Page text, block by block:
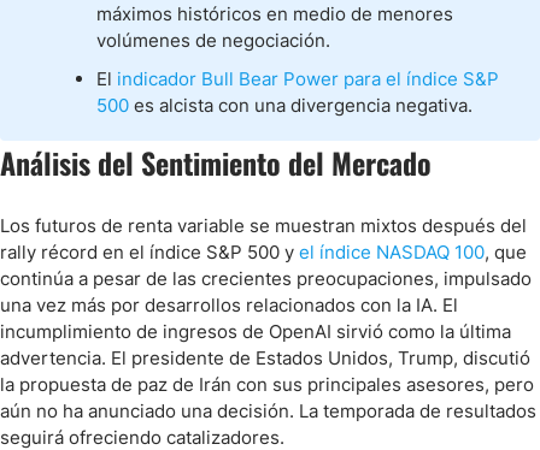
máximos históricos en medio de menores
volúmenes de negociación.
El indicador Bull Bear Power para el índice S&P
500 es alcista con una divergencia negativa.
Análisis del Sentimiento del Mercado
Los futuros de renta variable se muestran mixtos después del
rally récord en el índice S&P 500 y el índice NASDAQ 100, que
continúa a pesar de las crecientes preocupaciones, impulsado
una vez más por desarrollos relacionados con la IA. El
incumplimiento de ingresos de OpenAI sirvió como la última
advertencia. El presidente de Estados Unidos, Trump, discutió
la propuesta de paz de Irán con sus principales asesores, pero
aún no ha anunciado una decisión. La temporada de resultados
seguirá ofreciendo catalizadores.